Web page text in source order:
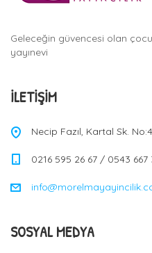
Geleceğin güvencesi olan
yayınevi
İLETIŞIM
Necip Fazıl, Kartal Sk.
0216 595 26 67 / 0543 667
SOSYAL MEDYA